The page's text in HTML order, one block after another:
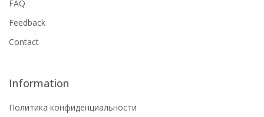
FAQ
Feedback
Contact
Information
Политика конфиденциальности